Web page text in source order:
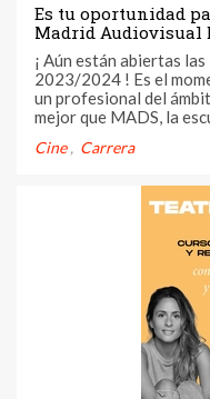
Es tu oportunidad
Madrid Audiovisual
convertirte en un
audiovisual
¡ Aún están abiertas
2023/2024 ! Es el
un profesional del
mejor que MADS, la
Audiovisual y
Cine Carrera